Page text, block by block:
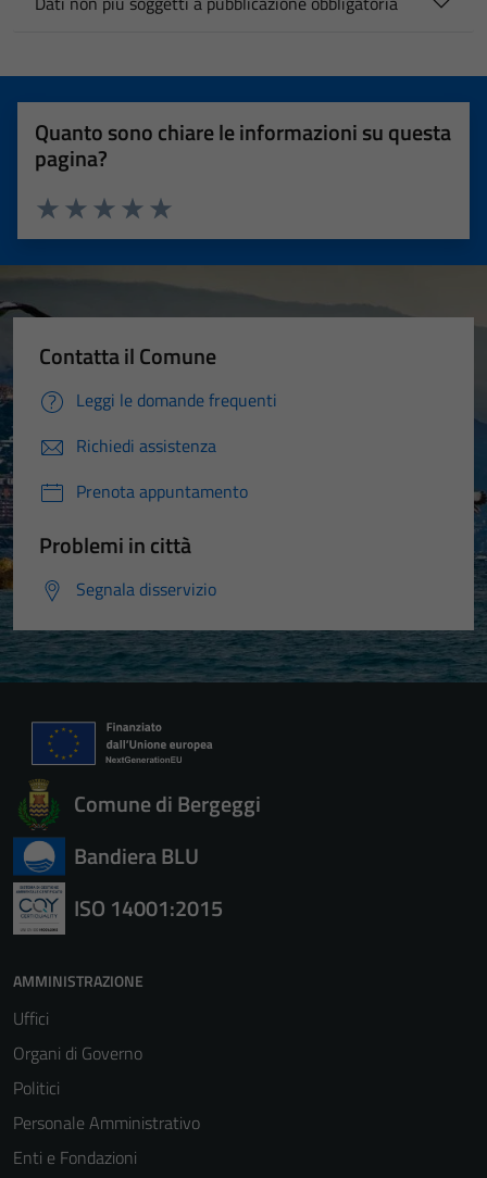
Quanto sono chiare le informazioni su questa
pagina?
Valuta 5 stelle su 5
Valuta 4 stelle su 5
Valuta 3 stelle su 5
Valuta 2 stelle su 5
Valuta 1 stelle su 5
Contatta il Comune
Leggi le domande frequenti
Richiedi assistenza
Prenota appuntamento
Problemi in città
Segnala disservizio
Comune di Bergeggi
Bandiera BLU
ISO 14001:2015
AMMINISTRAZIONE
Uffici
Organi di Governo
Politici
Personale Amministrativo
Enti e Fondazioni